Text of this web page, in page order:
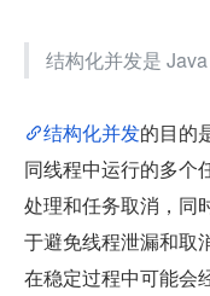
结构化并发是 Java
结构化并发的目的
同线程中运行的多个
处理和任务取消，同
于避免线程泄漏和取
在稳定过程中可能会